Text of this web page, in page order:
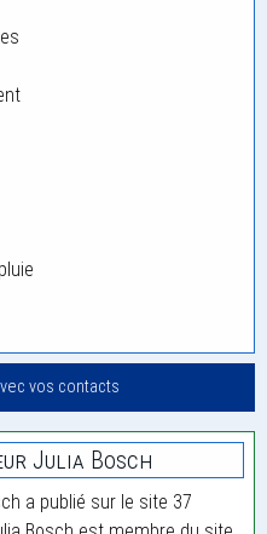
vos contacts
Julia Bosch
a publié sur le site 37